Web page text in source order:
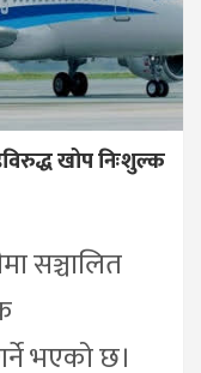
खोप निःशुल्क
सञ्चालित
भएको छ।